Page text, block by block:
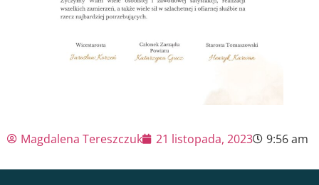
Magdalena Tereszczuk 21 listopada, 2023 9:56 am